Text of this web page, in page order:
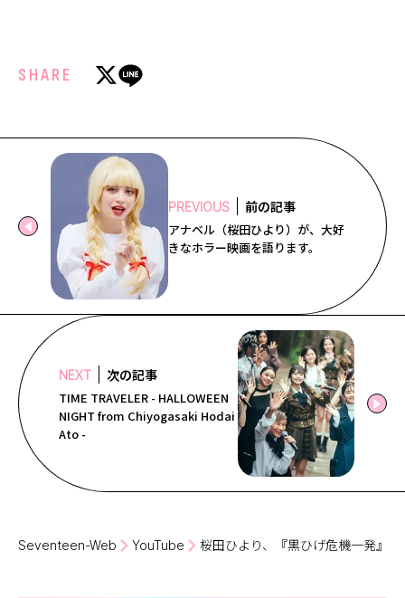
INFORMATION
Follow us
ST member
新規会員登録・ログイン
SHARE
PREVIOUS 前の記事
アナベル（桜田ひより）が、大好
きなホラー映画を語ります。
NEXT 次の記事
TIME TRAVELER - HALLOWEEN
NIGHT from Chiyogasaki Hodai
Ato -
Seventeen-Web YouTube 桜田ひより、『黒ひげ危機一発』